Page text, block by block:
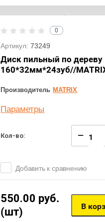
0
Артикул: 73249
Диск пильный по дереву
160*32мм*24зуб//
Производитель MATRIX
Параметры
Кол-во: −
Добавить к сравнению
550.00 руб.
(шт)
В